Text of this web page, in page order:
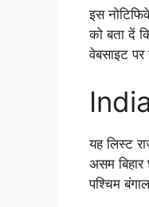
इस
को बता दें
वेबसाइट
यह लिस्ट
असम बिहार
पश्चिम